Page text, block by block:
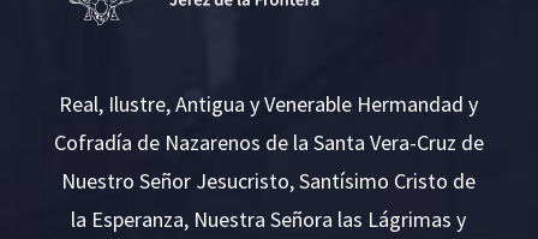
Real, Ilustre, Antigua y Venerable Hermandad y
Cofradía de Nazarenos de la Santa Vera-Cruz de
Nuestro Señor Jesucristo, Santísimo Cristo de
la Esperanza, Nuestra Señora las Lágrimas y